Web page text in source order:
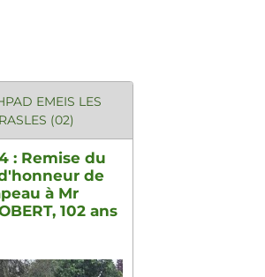
EMEIS LES
(02)
: Remise du
de
à Mr
102 ans